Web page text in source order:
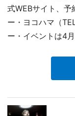
式WEBサイト、
ー・ヨコハマ（
ー・イベントは4